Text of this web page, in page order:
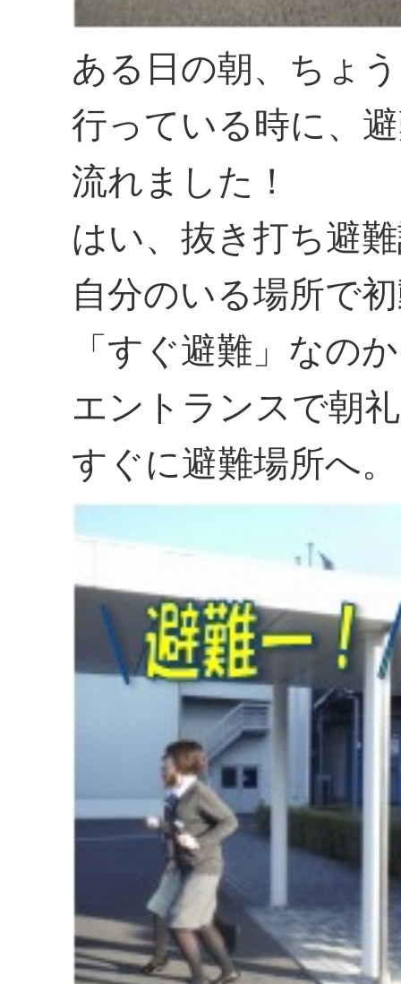
ある日の朝、ちょ
行っている時に、
流れました！
はい、抜き打ち避
自分のいる場所で
「すぐ避難」なの
エントランスで朝
すぐに避難場所へ。